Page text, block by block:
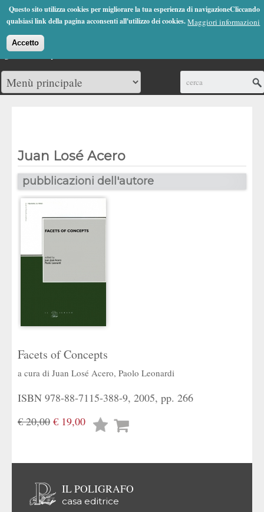
Questo sito utilizza cookies per migliorare la tua esperienza di navigazioneCliccando
qualsiasi link della pagina acconsenti all'utilizzo dei cookies.Maggiori informazioni
Accetto
Jump to Navigation
(0)
Juan Losé Acero
pubblicazioni dell'autore
Facets of Concepts
a cura di Juan Losé Acero, Paolo Leonardi
ISBN 978-88-7115-388-9, 2005, pp. 266
€ 20,00 € 19,00
Lista
IL POLIGRAFO
casa editrice